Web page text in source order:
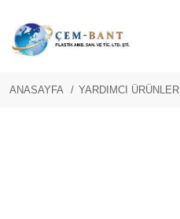
ANASAYFA YARDIMCI ÜRÜNLER